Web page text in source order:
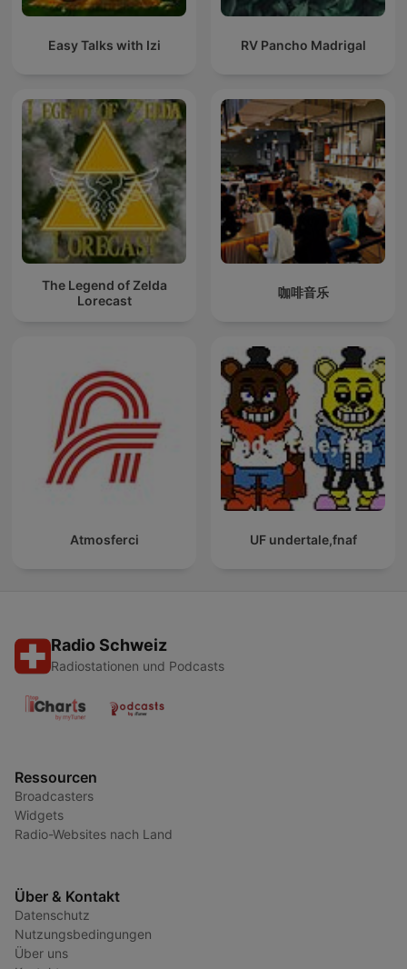
Easy Talks with Izi RV Pancho Madrigal
The Legend of Zelda
Lorecast
咖啡音乐
Atmosferci UF undertale,fnaf
Radio Schweiz
Radiostationen und Podcasts
Ressourcen
Broadcasters
Widgets
Radio-Websites nach Land
Über & Kontakt
Datenschutz
Nutzungsbedingungen
Über uns